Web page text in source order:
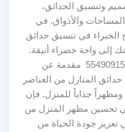
وتنسيق الحدائق،
والأذواق. في
في تنسيق حدائق
إلى واحة خضراء أنيقة.
وعملية تدوم لسنوات. اتصل الان : 55490915 مقدمة عن
المنازل من العناصر
جذاباً للمنزل. فإن
تحسين مظهر المنزل من
تعزيز جودة الحياة من